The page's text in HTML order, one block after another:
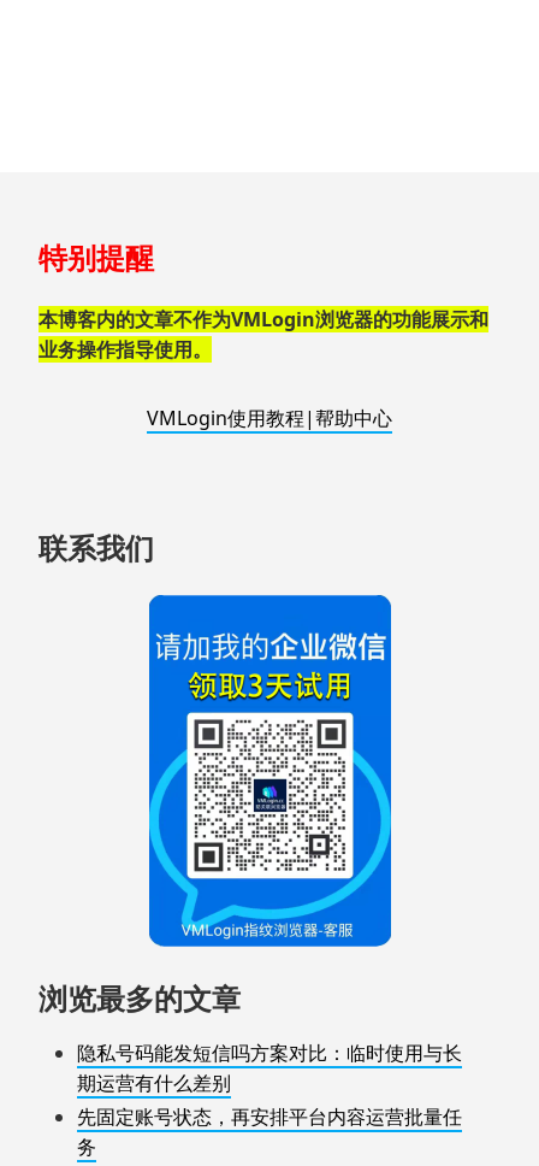
至
脚
特别提醒
本博客内的文章不作为VMLogin浏览器的功能展示和
业务操作指导使用。
VMLogin使用教程|帮助中心
联系我们
浏览最多的文章
隐私号码能发短信吗方案对比：临时使用与长
期运营有什么差别
先固定账号状态，再安排平台内容运营批量任
务